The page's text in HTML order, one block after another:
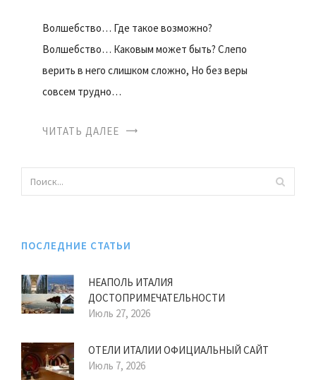
Волшебство… Где такое возможно?
Волшебство… Каковым может быть? Слепо
верить в него слишком сложно, Но без веры
совсем трудно…
ЧИТАТЬ ДАЛЕЕ
ПОСЛЕДНИЕ СТАТЬИ
НЕАПОЛЬ ИТАЛИЯ
ДОСТОПРИМЕЧАТЕЛЬНОСТИ
Июль 27, 2026
ОТЕЛИ ИТАЛИИ ОФИЦИАЛЬНЫЙ САЙТ
Июль 7, 2026